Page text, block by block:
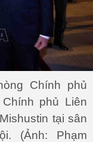
Chính phủ
phủ Liên
tại sân
(Ảnh: Phạm